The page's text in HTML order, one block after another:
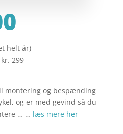
helt år)
299
montering og bespænding
og er med gevind så du
… … læs mere her